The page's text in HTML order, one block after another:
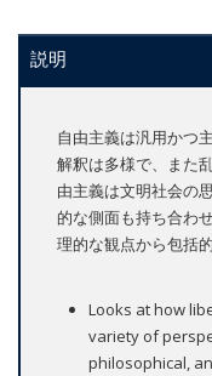
説明
自由主義は汎用かつ
解釈は多様で、また
由主義は文明社会の
的な側面も持ち合わ
理的な観点から包括
Looks at how
variety of
philosophical,